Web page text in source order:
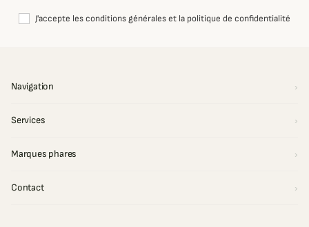
J'accepte les conditions générales et la politique de confidentialité
Navigation
Services
Marques phares
Contact